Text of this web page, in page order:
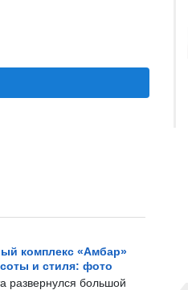
комплекс «Амбар»
и стиля: фото
развернулся большой